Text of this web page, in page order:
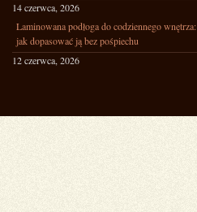
14 czerwca, 2026
Laminowana podłoga do codziennego wnętrza:
jak dopasować ją bez pośpiechu
12 czerwca, 2026